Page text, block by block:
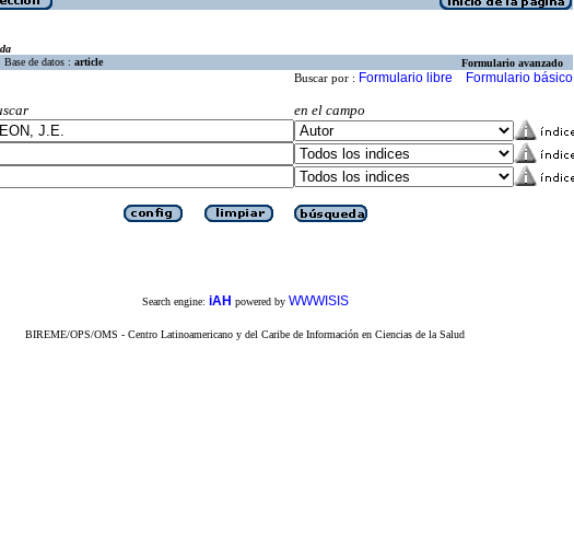
Base de datos : article Formulario avanzado
Buscar por : Formulario libre Formulario básico
en el campo
Search engine: iAH powered by WWWISIS
BIREME/OPS/OMS - Centro Latinoamericano y del Caribe de Información en Ciencias de la Salud